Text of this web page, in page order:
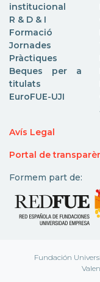
institucional
R & D & I
Formació
Jornades
Pràctiques
Beques per a
titulats
EuroFUE-UJI
Avís Legal
Portal de
Formem part de:
Fundación